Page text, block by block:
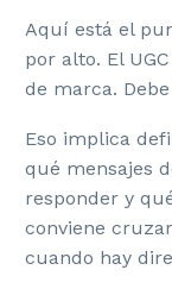
Aquí está el
por alto. El
de marca.
Eso implica
qué mensajes
responder y
conviene
cuando hay